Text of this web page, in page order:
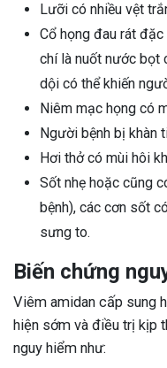
Lưỡi có nhiều vệt
Cổ họng đau rát
chí là nuốt nước bọt
dội có thể khiến
Niêm mạc họng có
Người bệnh bị khàn
Hơi thở có mùi hôi
Sốt nhẹ hoặc cũng
bệnh), các cơn sốt
sưng to.
Biến chứng
Viêm amidan cấp sung
hiện sớm và điều trị kịp
nguy hiểm như: